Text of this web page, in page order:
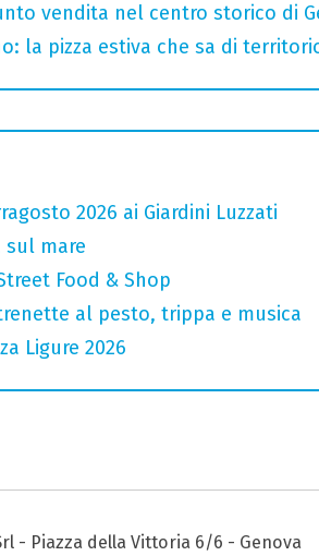
vendita nel centro storico di
la pizza estiva che sa di
2026 ai Giardini Luzzati
sul mare
Food & Shop
al pesto, trippa e musica
Ligure 2026
- Piazza della Vittoria 6/6 - Genova